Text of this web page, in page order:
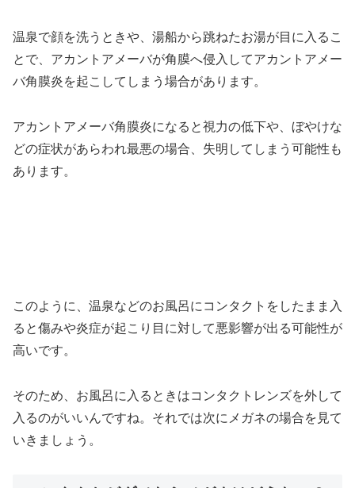
温泉で顔を洗うときや、湯船から跳ねたお湯が目に入るこ
とで、アカントアメーバが角膜へ侵入してアカントアメー
バ角膜炎を起こしてしまう場合があります。
アカントアメーバ角膜炎になると視力の低下や、ぼやけな
どの症状があらわれ最悪の場合、失明してしまう可能性も
あります。
このように、温泉などのお風呂にコンタクトをしたまま入
ると傷みや炎症が起こり目に対して悪影響が出る可能性が
高いです。
そのため、お風呂に入るときはコンタクトレンズを外して
入るのがいいんですね。それでは次にメガネの場合を見て
いきましょう。